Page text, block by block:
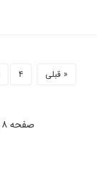
« قبلی ۴
صفحه ۸ از ۵۰, در حال نمایش ۱۰ آیتم از ۴۹۱